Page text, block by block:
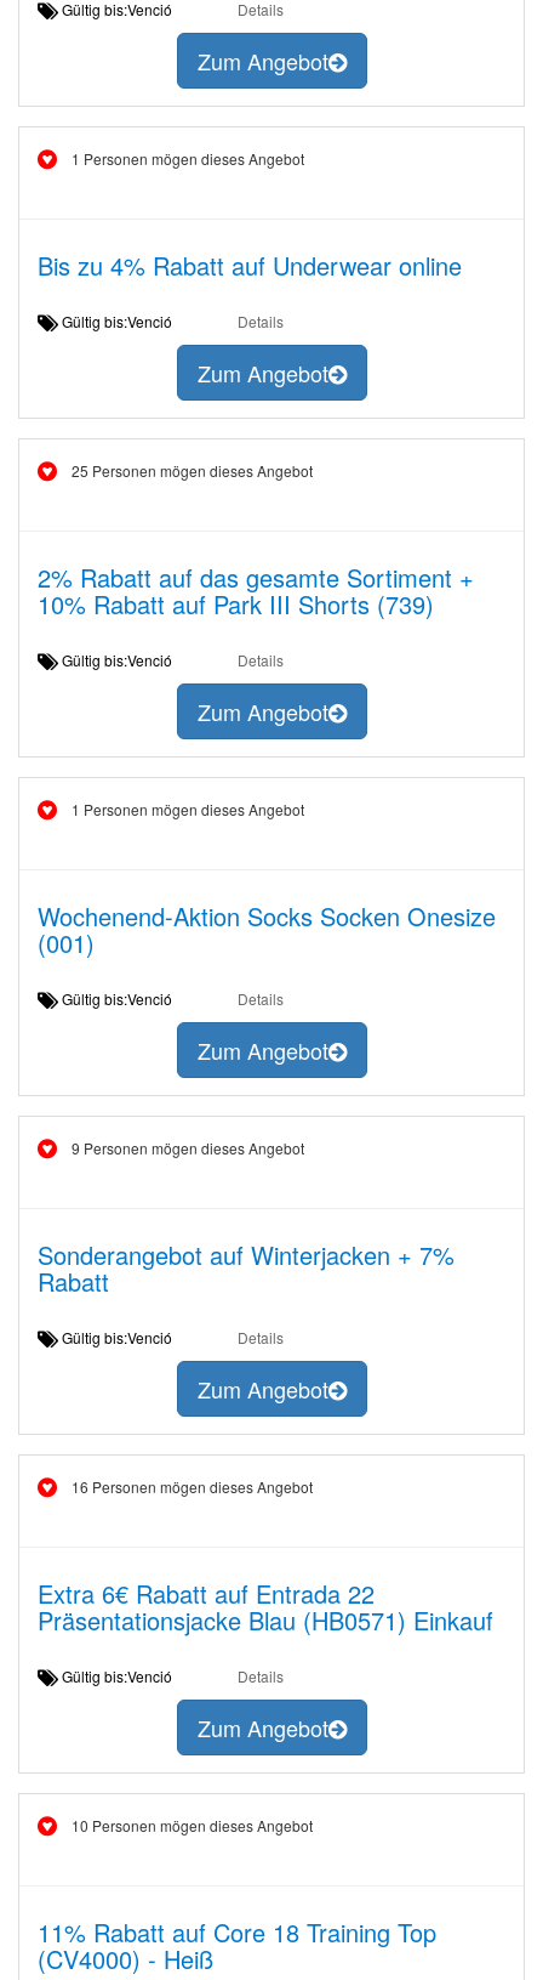
Gültig bis:Venció Details
Zum Angebot
1 Personen mögen dieses Angebot
Bis zu 4% Rabatt auf Underwear online
Gültig bis:Venció Details
Zum Angebot
25 Personen mögen dieses Angebot
2% Rabatt auf das gesamte Sortiment +
10% Rabatt auf Park III Shorts (739)
Gültig bis:Venció Details
Zum Angebot
1 Personen mögen dieses Angebot
Wochenend-Aktion Socks Socken Onesize
(001)
Gültig bis:Venció Details
Zum Angebot
9 Personen mögen dieses Angebot
Sonderangebot auf Winterjacken + 7%
Rabatt
Gültig bis:Venció Details
Zum Angebot
16 Personen mögen dieses Angebot
Extra 6€ Rabatt auf Entrada 22
Präsentationsjacke Blau (HB0571) Einkauf
Gültig bis:Venció Details
Zum Angebot
10 Personen mögen dieses Angebot
11% Rabatt auf Core 18 Training Top
(CV4000) - Heiß